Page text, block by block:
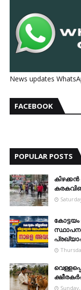
News updates
FACEBOOK
POPULAR POSTS